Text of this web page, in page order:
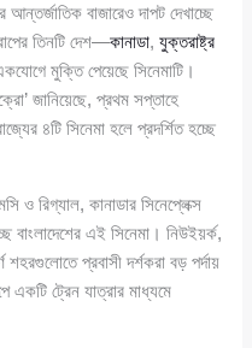
বাজারেও দাপট দেখাচ্ছে
তিনটি দেশ—কানাডা,যুক্তরাষ্ট্র
মুক্তি পেয়েছে সিনেমাটি।
জানিয়েছে, প্রথম সপ্তাহে
৪টি সিনেমা হলে প্রদর্শিত হচ্ছে
ও রিগ্যাল, কানাডার সিনেপ্লেক্স
বাংলাদেশের এই সিনেমা। নিউইয়র্ক,
প্রবাসী দর্শকরা বড় পর্দায়
একটি ট্রেন যাত্রার মাধ্যমে